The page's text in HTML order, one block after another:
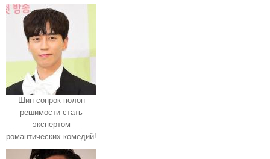
Шин сонрок полон
решимости стать
экспертом
романтических комедий!